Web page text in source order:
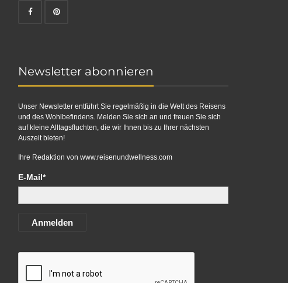
Newsletter abonnieren
Unser Newsletter entführt Sie regelmäßig in die Welt des Reisens
und des Wohlbefindens. Melden Sie sich an und freuen Sie sich
auf kleine Alltagsfluchten, die wir Ihnen bis zu Ihrer nächsten
Auszeit bieten!
Ihre Redaktion von www.reisenundwellness.com
E-Mail*
Anmelden